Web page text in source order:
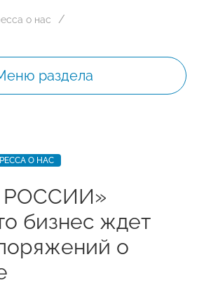
о нас
раздела
О НАС
РОССИИ»
бизнес ждет
о